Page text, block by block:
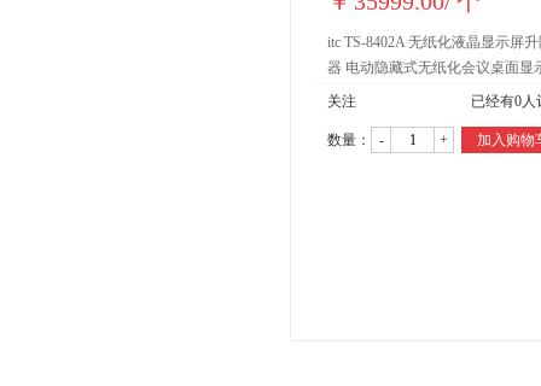
itc TS-8402A 无纸化液晶显示屏
器 电动隐藏式无纸化会议桌面显
一体式 TS-8402A
关注 已经有0人
数量： - + 加入购物